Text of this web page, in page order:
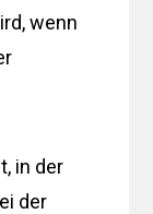
wenn
in der
der